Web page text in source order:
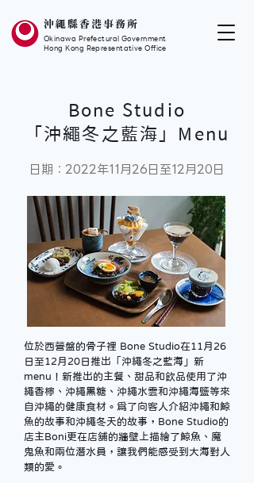
沖繩縣香港事務所
Okinawa Prefectural Government
Hong Kong Representative Office
Bone Studio
「沖繩冬之藍海」Menu
日期：2022年11月26日至12月20日
位於西營盤的骨子裡 Bone Studio在11月26
日至12月20日推出「沖繩冬之藍海」新
menu！新推出的主餐、甜品和飲品使用了沖
繩香檸、沖繩黑糖、沖繩水雲和沖繩海鹽等來
自沖繩的健康食材。爲了向客人介紹沖繩和鯨
魚的故事和沖繩冬天的故事，Bone Studio的
店主Boni更在店舖的牆壁上描繪了鯨魚、魔
鬼魚和兩位潛水員，讓我們能感受到大海對人
類的愛。